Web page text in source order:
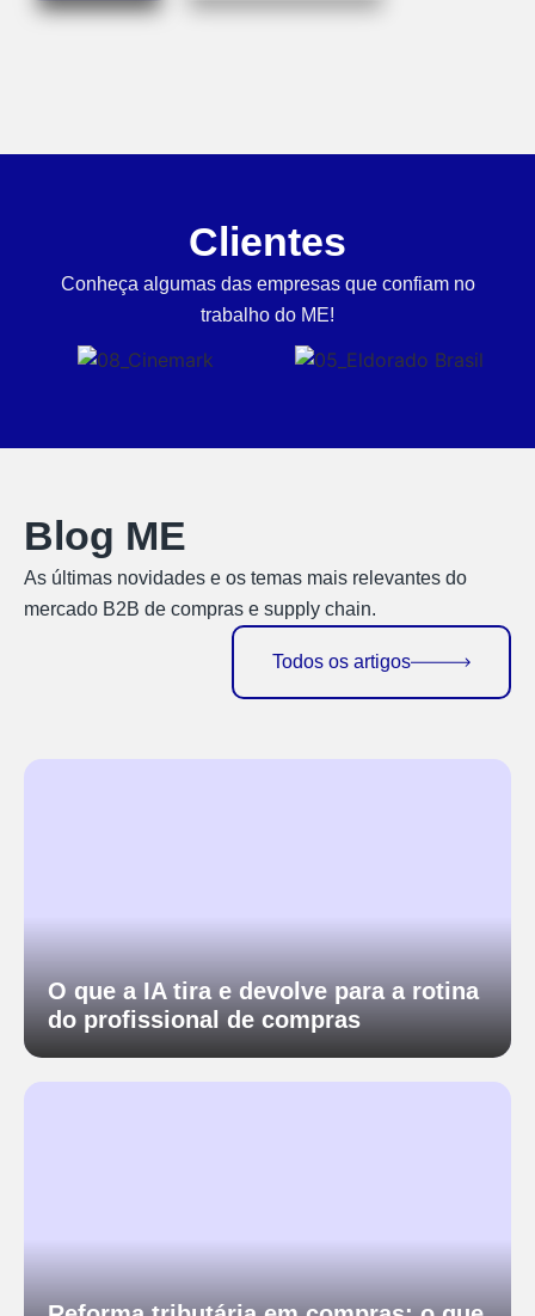
Clientes
Conheça algumas das empresas que confiam no
trabalho do ME!
Blog ME
As últimas novidades e os temas mais relevantes do
mercado B2B de compras e supply chain.
Todos os artigos
O que a IA tira e devolve para a rotina
do profissional de compras